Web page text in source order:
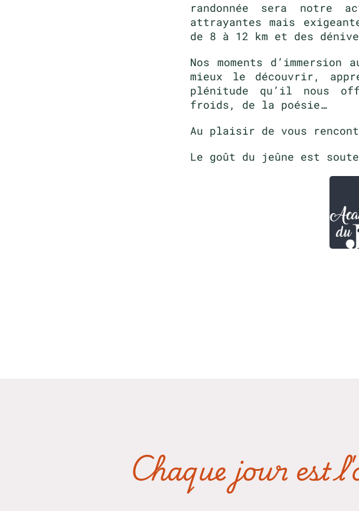
randonnée sera notre
attrayantes mais
de 8 à 12 km et des
Nos moments
mieux le découvrir,
plénitude qu’il nous
froids, de la poésie…
Au plaisir de vous
Le goût du jeûne est
Chaque jour est